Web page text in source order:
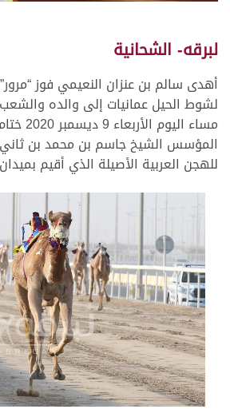
لبرقه- الشحانية
أهدى سالم بن عنزان النعيمي فوز
لشوط الحيل عمانيات إلى والده
مساء
المؤسس الشيخ جاسم بن محمد بن ثاني
للهجن العربية الأصيلة الذي أقيم